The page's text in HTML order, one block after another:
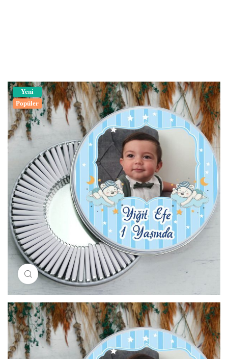
Yeni
Popüler
Resimi büyütmek için tıklayın